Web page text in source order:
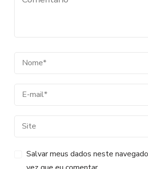
Salvar meus dados neste